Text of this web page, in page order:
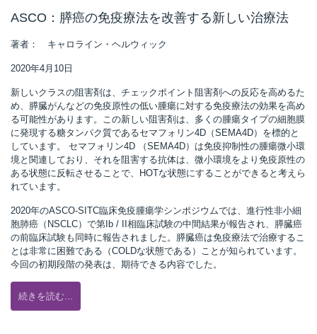
ASCO：膵癌の免疫療法を改善する新しい治療法
著者： キャロライン・ヘルウィック
2020年4月10日
新しいクラスの阻害剤は、チェックポイント阻害剤への反応を高めるた
め、膵臓がんなどの免疫原性の低い腫瘍に対する免疫療法の効果を高め
る可能性があります。この新しい阻害剤は、多くの腫瘍タイプの細胞膜
に発現する糖タンパク質であるセマフォリン4D（SEMA4D）を標的と
しています。 セマフォリン4D （SEMA4D）は免疫抑制性の腫瘍微小環
境と関連しており、それを阻害する抗体は、微小環境をより免疫原性の
ある状態に反転させることで、HOTな状態にすることができると考えら
れています。
2020年のASCO-SITC臨床免疫腫瘍学シンポジウムでは、進行性非小細
胞肺癌（NSCLC）で第Ib / II相臨床試験の中間結果が報告され、膵臓癌
の前臨床試験も同時に報告されました。膵臓癌は免疫療法で治療するこ
とは非常に困難である（COLDな状態である）ことが知られています。
今回の初期段階の発表は、期待できる内容でした。
続きを読む...